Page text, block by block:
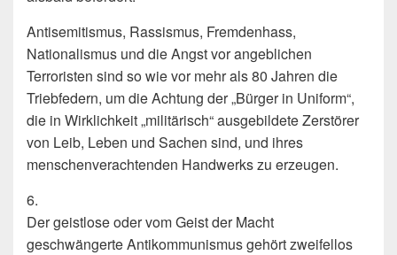
Antisemitismus, Rassismus, Fremdenhass,
Nationalismus und die Angst vor angebli­chen
Terroristen sind so wie vor mehr als 80 Jahren die
Triebfedern, um die Achtung der „Bürger in Uniform“,
die in Wirklichkeit „militärisch“ ausgebilde­te Zerstörer
von Leib, Leben und Sachen sind, und ihres
menschenverachtenden Handwerks zu erzeugen.
6.
Der geistlose oder vom Geist der Macht
geschwängerte Antikommunismus gehört zweifellos